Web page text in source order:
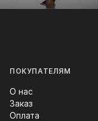
ПОКУПАТЕЛЯМ
О нас
Заказ
Оплата